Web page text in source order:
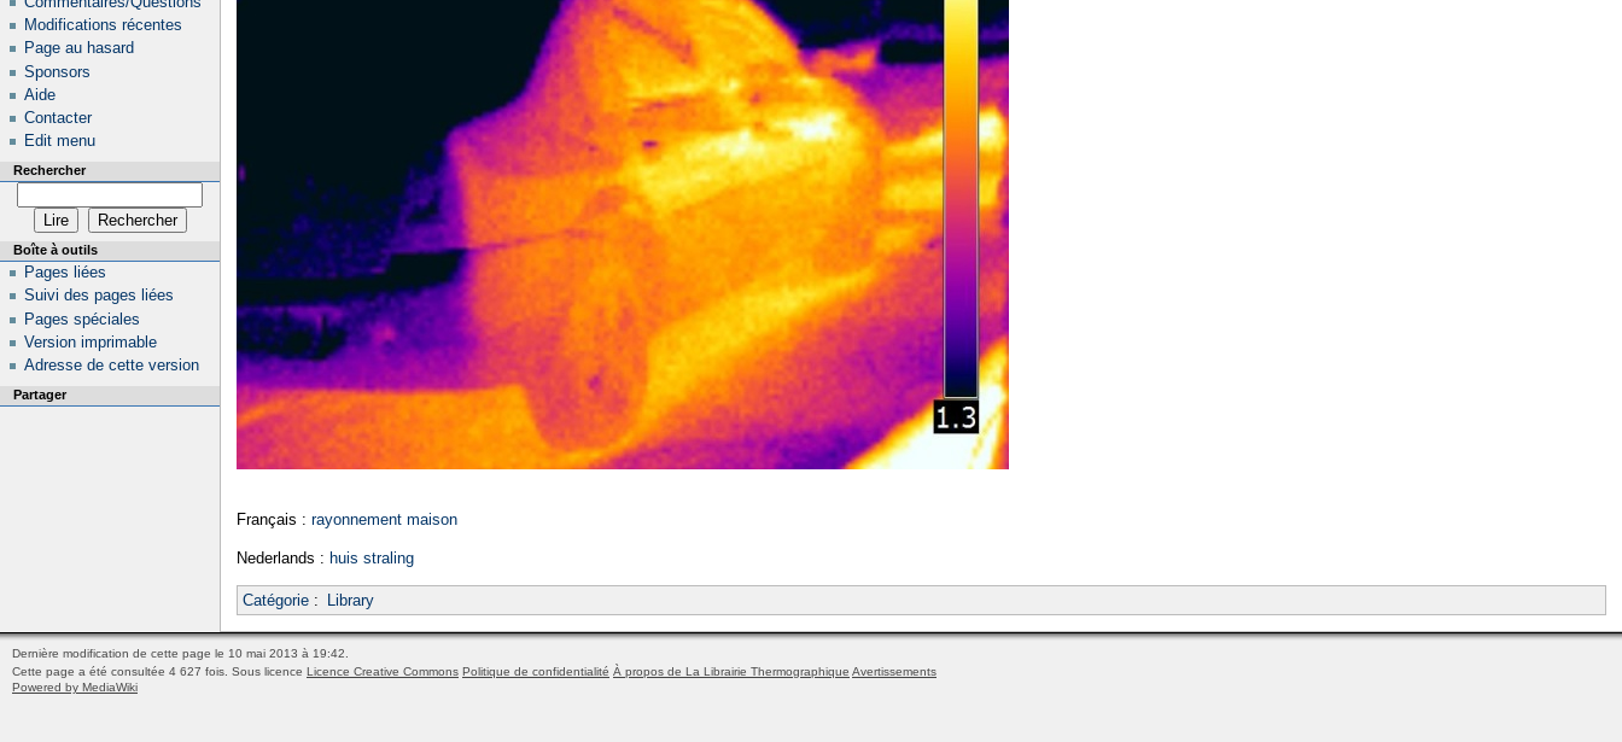
Français : rayonnement maison
Nederlands : huis straling
Catégorie: Library
Modifications récentes
Page au hasard
Sponsors
Aide
Contacter
Edit menu
Rechercher
Boîte à outils
Pages liées
Suivi des pages liées
Pages spéciales
Version imprimable
Adresse de cette version
Partager
Dernière modification de cette page le 10 mai 2013 à 19:42.
Cette page a été consultée 4 627 fois. Sous licence Licence Creative Commons Politique de confidentialité À propos de La Librairie Thermographique Avertissements
Powered by MediaWiki